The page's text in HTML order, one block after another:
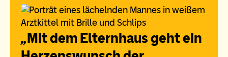
„Mit dem Elternhaus geht ein